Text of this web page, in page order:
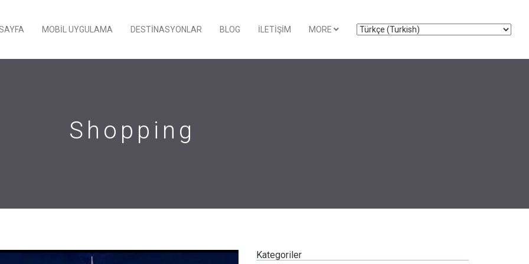
MOBIL UYGULAMA DESTINASYONLAR BLOG İLETIŞIM MORE
Shopping
Kategoriler